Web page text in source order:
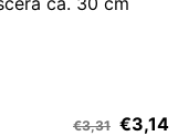
€3,31 €3,14